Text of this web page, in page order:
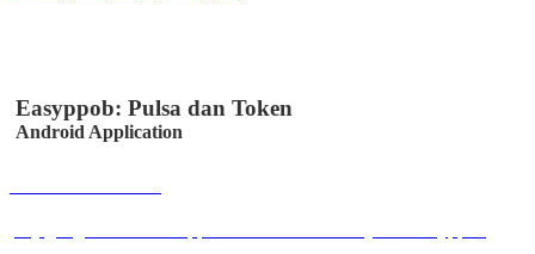
Easyppob: Pulsa dan Token
Android Application